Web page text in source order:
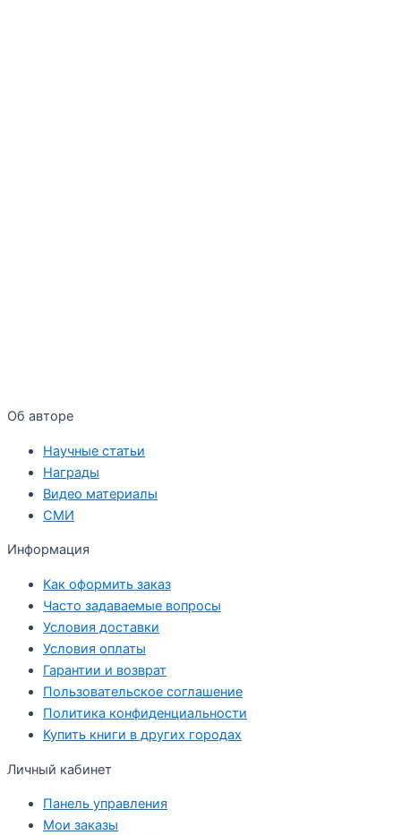
Об авторе
Научные статьи
Награды
Видео материалы
СМИ
Информация
Как оформить заказ
Часто задаваемые вопросы
Условия доставки
Условия оплаты
Гарантии и возврат
Пользовательское соглашение
Политика конфиденциальности
Купить книги в других городах
Личный кабинет
Панель управления
Мои заказы